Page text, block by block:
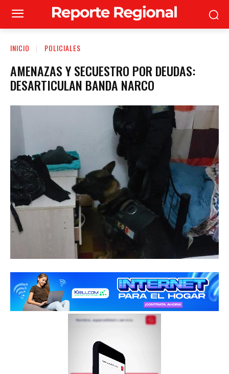
INICIO POLICIALES
AMENAZAS Y SECUESTRO POR DEUDAS:
DESARTICULAN BANDA NARCO